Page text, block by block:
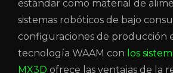
estándar como material de
sistemas robóticos de bajo
configuraciones de producción
tecnología WAAM con los
MX3D ofrece las ventajas de la